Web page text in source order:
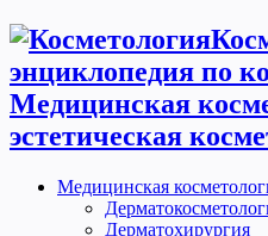
энциклопедия по
Медицинская
эстетическая
Медицинская
Дерматохирургия